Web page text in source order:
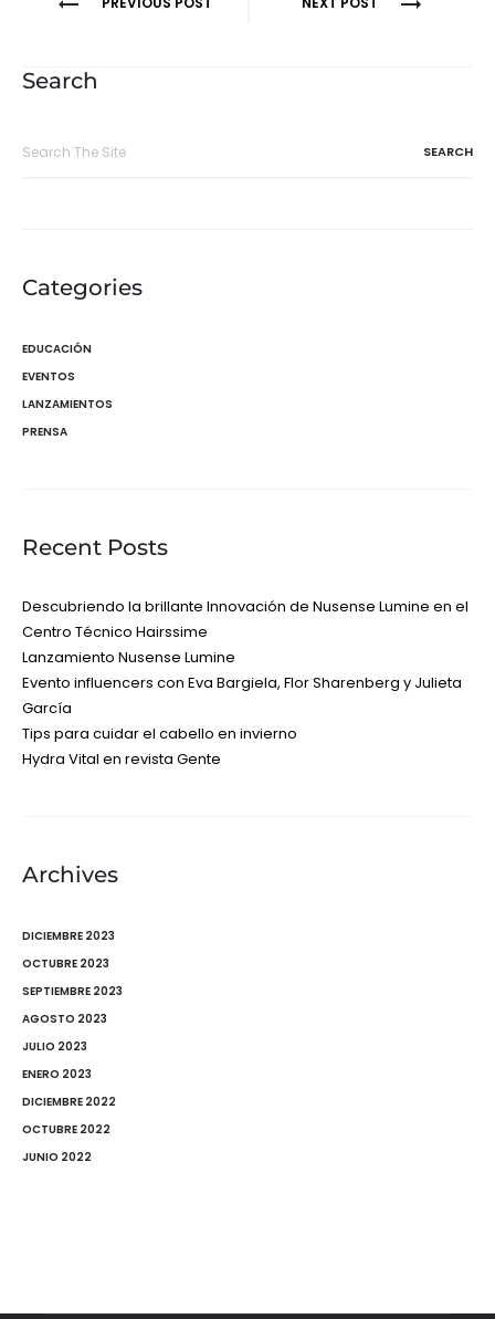
entradas
Search
Categories
EDUCACIÓN
EVENTOS
LANZAMIENTOS
PRENSA
Recent Posts
Descubriendo la brillante Innovación de Nusense Lumine en el
Centro Técnico Hairssime
Lanzamiento Nusense Lumine
Evento influencers con Eva Bargiela, Flor Sharenberg y Julieta
García
Tips para cuidar el cabello en invierno
Hydra Vital en revista Gente
Archives
DICIEMBRE 2023
OCTUBRE 2023
SEPTIEMBRE 2023
AGOSTO 2023
JULIO 2023
ENERO 2023
DICIEMBRE 2022
OCTUBRE 2022
JUNIO 2022